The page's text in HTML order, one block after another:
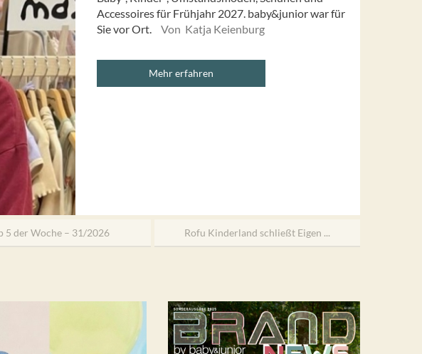
Accessoires für Frühjahr 2027. baby&junior war für
Sie vor Ort.
Von Katja Keienburg
Mehr erfahren
5 der Woche – 31/2026 Rofu Kinderland schließt Eigen ...